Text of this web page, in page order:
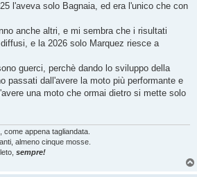
l'aveva solo Bagnaia, ed era l'unico che con
anche altri, e mi sembra che i risultati
e la 2026 solo Marquez riesce a
guerci, perchè dando lo sviluppo della
passati dall'avere la moto più performante e
una moto che ormai dietro si mette solo
appena tagliandata.
almeno cinque mosse.
sempre!